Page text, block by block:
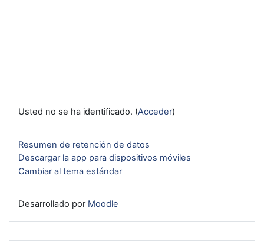
Usted no se ha identificado. (Acceder)
Resumen de retención de datos
Descargar la app para dispositivos móviles
Cambiar al tema estándar
Desarrollado por Moodle